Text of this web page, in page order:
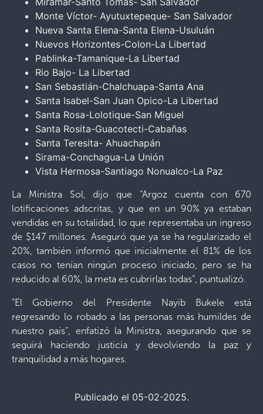
Monte Víctor- Ayutuxtepeque- San Salvador
Nueva Santa Elena-Santa Elena-Usuluán
Nuevos Horizontes-Colon-La Libertad
Pablinka-Tamanique-La Libertad
Rio Bajo- La Libertad
San Sebastián-Chalchuapa-Santa Ana
Santa Isabel-San Juan Opico-La Libertad
Santa Rosa-Lolotique-San Miguel
Santa Rosita-Guacotecti-Cabañas
Santa Teresita- Ahuachapán
Sirama-Conchagua-La Unión
Vista Hermosa-Santiago Nonualco-La Paz
La Ministra Sol, dijo que “Argoz cuenta con 670
lotificaciones adscritas, y que en un 90% ya estaban
vendidas en su totalidad, lo que representaba un ingreso
de $147 millones. Aseguró que ya se ha regularizado el
20%, también informó que inicialmente el 81% de los
casos no tenían ningún proceso iniciado, pero se ha
reducido al 60%, la meta es cubrirlas todas”, puntualizó.
“El Gobierno del Presidente Nayib Bukele está
regresando lo robado a las personas más humildes de
nuestro país”, enfatizó la Ministra, asegurando que se
seguirá haciendo justicia y devolviendo la paz y
tranquilidad a más hogares.
Publicado el 05-02-2025.